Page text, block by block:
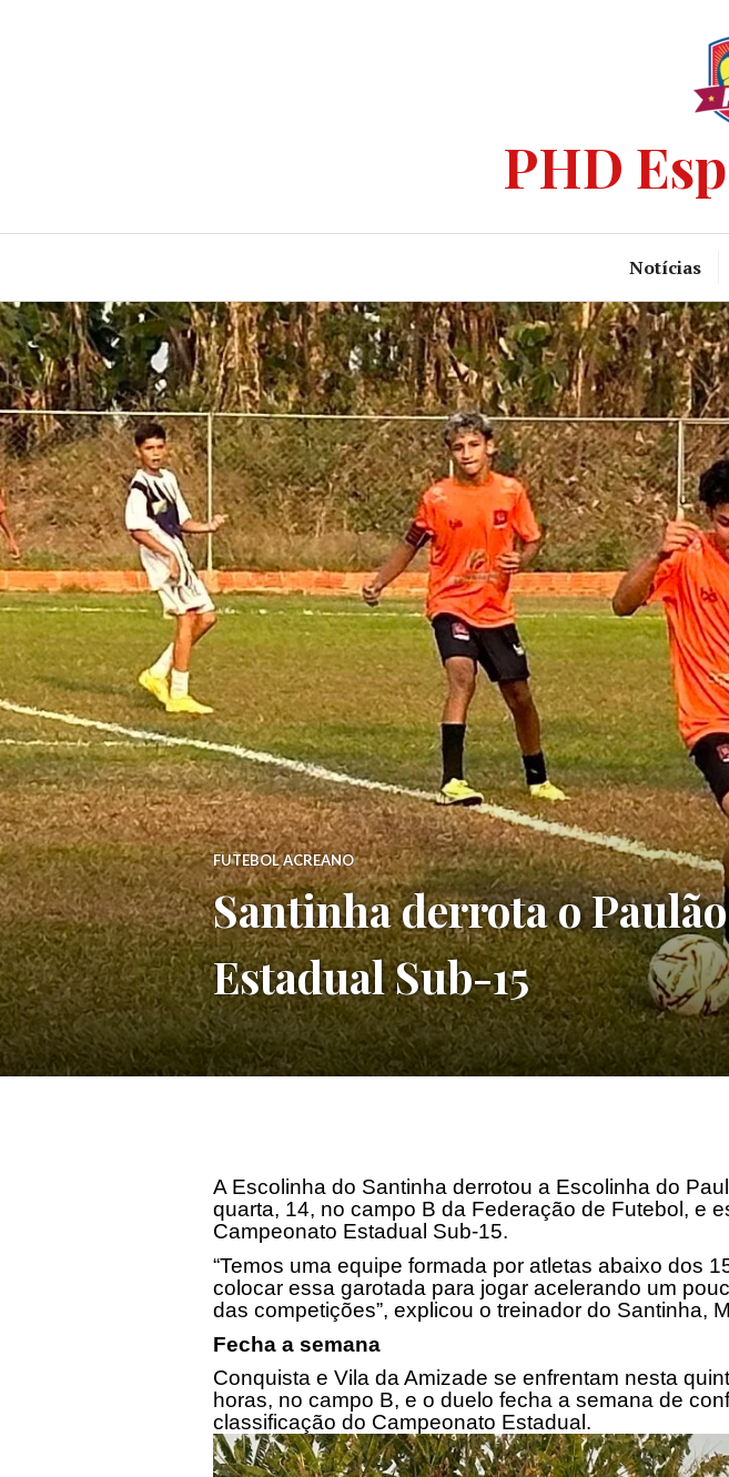
PHD
Notícias
FUTEBOL ACREANO
Santinha derrota o
Estadual Sub-15
A Escolinha do Santinha derrotou a Escolinha do
quarta, 14, no campo B da Federação de Futebol, e
Campeonato Estadual Sub-15.
“Temos uma equipe formada por atletas abaixo dos
colocar essa garotada para jogar acelerando um
das competições”, explicou o treinador do Santinha,
Fecha a semana
Conquista e Vila da Amizade se enfrentam nesta
horas, no campo B, e o duelo fecha a semana de
classificação do Campeonato Estadual.